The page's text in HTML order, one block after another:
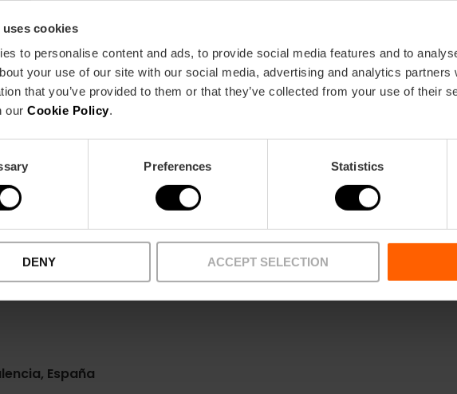
cookies
to personalise content and ads, to provide social media features and to
your use of our site with our social media, advertising and analytics partners
that you’ve provided to them or that they’ve collected from your use of their
our Cookie Policy.
Preferences Statistics
DENY ACCEPT SELECTION
Metro Bus
España